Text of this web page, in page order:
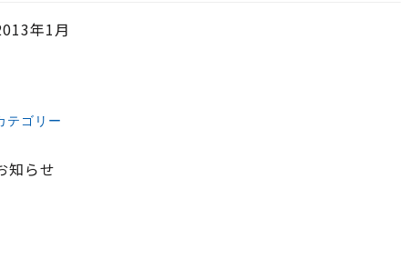
年1月
テゴリー
知らせ